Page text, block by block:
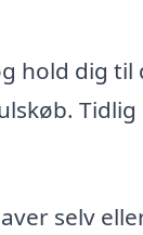
hold dig til
selv